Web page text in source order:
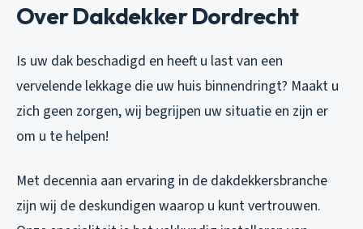
Over Dakdekker Dordrecht
Is uw dak beschadigd en heeft u last van een
vervelende lekkage die uw huis binnendringt? Maakt u
zich geen zorgen, wij begrijpen uw situatie en zijn er
om u te helpen!
Met decennia aan ervaring in de dakdekkersbranche
zijn wij de deskundigen waarop u kunt vertrouwen.